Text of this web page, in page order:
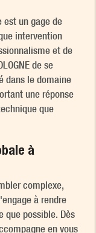
est un gage de
intervention
et de
de se
dans le domaine
une réponse
que
à
complexe,
à rendre
que possible. Dès
en vous